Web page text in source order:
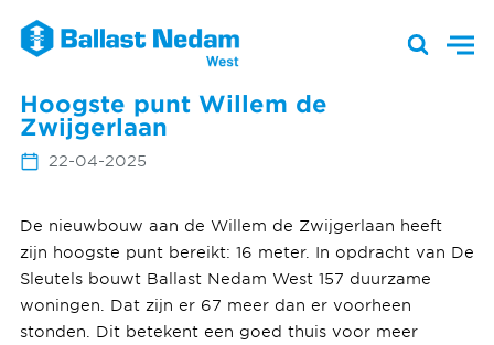
Hoogste punt Willem de
Zwijgerlaan
22-04-2025
De nieuwbouw aan de Willem de Zwijgerlaan heeft
zijn hoogste punt bereikt: 16 meter. In opdracht van De
Sleutels bouwt Ballast Nedam West 157 duurzame
woningen. Dat zijn er 67 meer dan er voorheen
stonden. Dit betekent een goed thuis voor meer